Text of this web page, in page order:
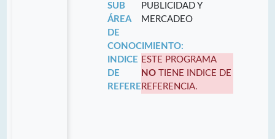
SUB
ÁREA
DE
CONOCIMIENTO:
PUBLICIDAD Y
MERCADEO
INDICE
DE
REFERENCIA:
ESTE PROGRAMA
NO TIENE INDICE DE
REFERENCIA.